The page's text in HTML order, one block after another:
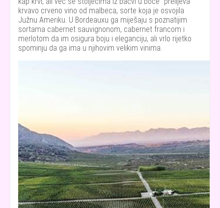
krvavo crveno vino od malbeca, sorte koja je osvojila
Južnu Ameriku. U Bordeauxu ga miješaju s poznatijim
sortama cabernet sauvignonom, cabernet francom i
merlotom da im osigura boju i eleganciju, ali vrlo rijetko
spominju da ga ima u njihovim velikim vinima.